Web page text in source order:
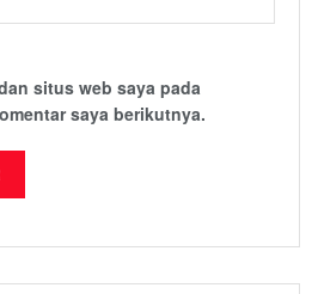
situs web saya pada
saya berikutnya.